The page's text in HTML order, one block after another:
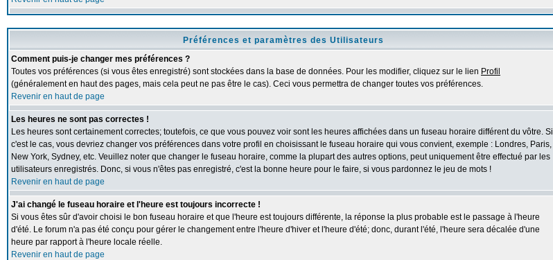
Préférences et paramètres des Utilisateurs
Comment puis-je changer mes préférences ?
Toutes vos préférences (si vous êtes enregistré) sont stockées dans la base de données. Pour les modifier, cliquez sur le lien Profil
(généralement en haut des pages, mais cela peut ne pas être le cas). Ceci vous permettra de changer toutes vos préférences.
Revenir en haut de page
Les heures ne sont pas correctes !
Les heures sont certainement correctes; toutefois, ce que vous pouvez voir sont les heures affichées dans un fuseau horaire différent du vôtre. Si
c'est le cas, vous devriez changer vos préférences dans votre profil en choisissant le fuseau horaire qui vous convient, exemple : Londres, Paris,
New York, Sydney, etc. Veuillez noter que changer le fuseau horaire, comme la plupart des autres options, peut uniquement être effectué par les
utilisateurs enregistrés. Donc, si vous n'êtes pas enregistré, c'est la bonne heure pour le faire, si vous pardonnez le jeu de mots !
Revenir en haut de page
J'ai changé le fuseau horaire et l'heure est toujours incorrecte !
Si vous êtes sûr d'avoir choisi le bon fuseau horaire et que l'heure est toujours différente, la réponse la plus probable est le passage à l'heure
d'été. Le forum n'a pas été conçu pour gérer le changement entre l'heure d'hiver et l'heure d'été; donc, durant l'été, l'heure sera décalée d'une
heure par rapport à l'heure locale réelle.
Revenir en haut de page